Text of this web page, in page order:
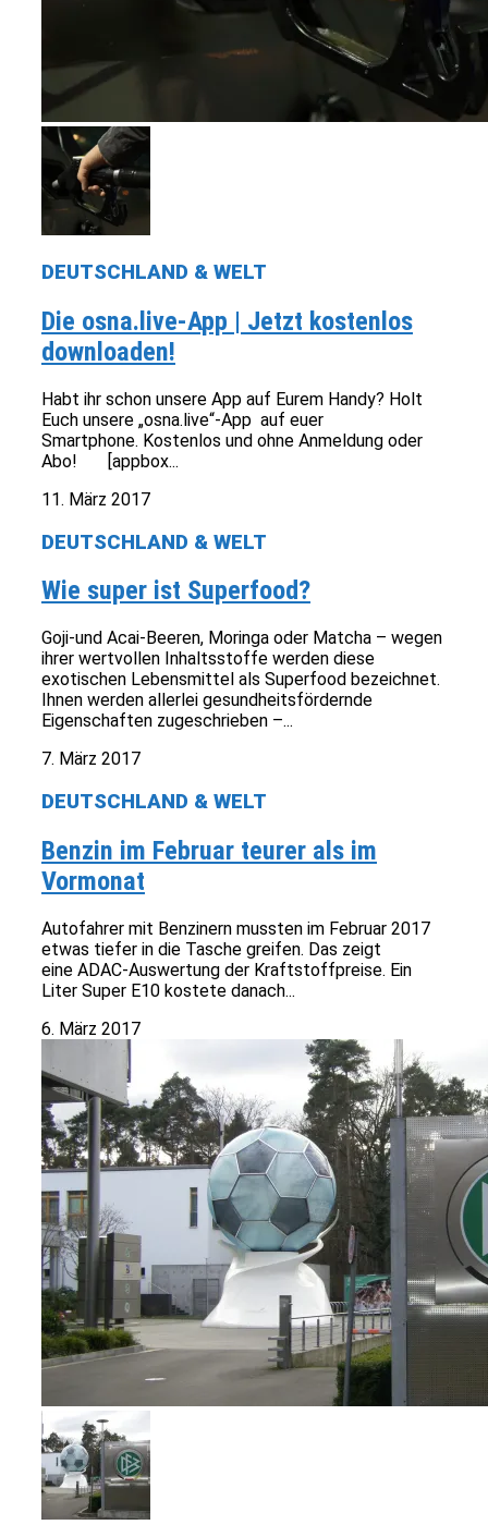
DEUTSCHLAND & WELT
Die osna.live-App | Jetzt kostenlos
downloaden!
Habt ihr schon unsere App auf Eurem Handy? Holt
Euch unsere „osna.live“-App auf euer
Smartphone. Kostenlos und ohne Anmeldung oder
Abo! [appbox...
11. März 2017
DEUTSCHLAND & WELT
Wie super ist Superfood?
Goji-und Acai-Beeren, Moringa oder Matcha – wegen
ihrer wertvollen Inhaltsstoffe werden diese
exotischen Lebensmittel als Superfood bezeichnet.
Ihnen werden allerlei gesundheitsfördernde
Eigenschaften zugeschrieben –...
7. März 2017
DEUTSCHLAND & WELT
Benzin im Februar teurer als im
Vormonat
Autofahrer mit Benzinern mussten im Februar 2017
etwas tiefer in die Tasche greifen. Das zeigt
eine ADAC-Auswertung der Kraftstoffpreise. Ein
Liter Super E10 kostete danach...
6. März 2017